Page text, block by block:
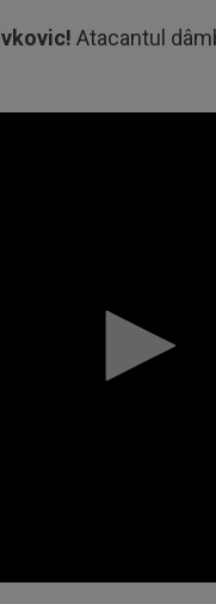
Atacantul